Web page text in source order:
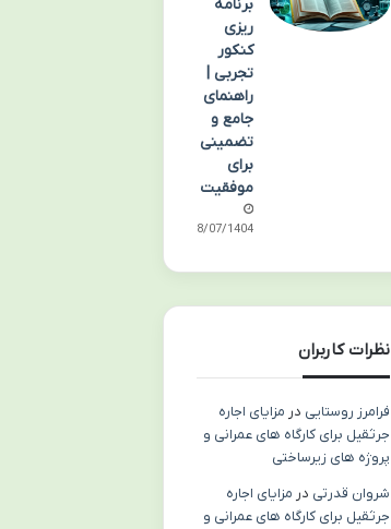
برنامه
ریزی
کنکور
تجربی |
راهنمای
جامع و
تضمینی
برای
موفقیت
28/07/1404
نظرات کاربران
فرامرز روستایی در مزایای اجاره
جرثقیل برای کارگاه های عمرانی و
پروژه های زیرساختی
شروان قدرتی در مزایای اجاره
جرثقیل برای کارگاه های عمرانی و